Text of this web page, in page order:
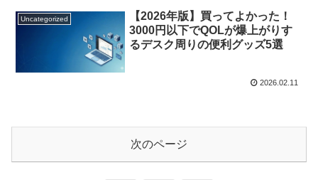
Uncategorized
【2026年版】買ってよかった！
3000円以下でQOLが爆上がりす
るデスク周りの便利グッズ5選
2026.02.11
次のページ